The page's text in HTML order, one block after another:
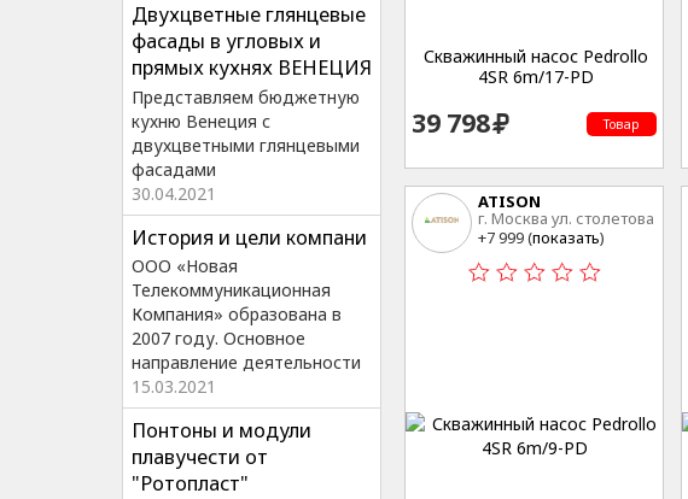
Двухцветные глянцевые
фасады в угловых и
прямых кухнях ВЕНЕЦИЯ
Представляем бюджетную
кухню Венеция с
двухцветными глянцевыми
фасадами
30.04.2021
История и цели компани
ООО «Новая
Телекоммуникационная
Компания» образована в
2007 году. Основное
направление деятельности
15.03.2021
Понтоны и модули
плавучести от
"Ротопласт"
Скважинный насос Pedrollo
4SR 6m/17-PD
39 798 Товар
ATISON
г. Москва ул. столетова
15
+7 999 (показать)